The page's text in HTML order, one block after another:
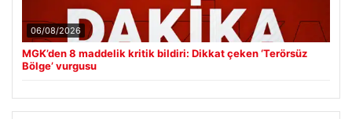
06/08/2026
MGK’den 8 maddelik kritik bildiri: Dikkat çeken ‘Terörsüz
Bölge’ vurgusu